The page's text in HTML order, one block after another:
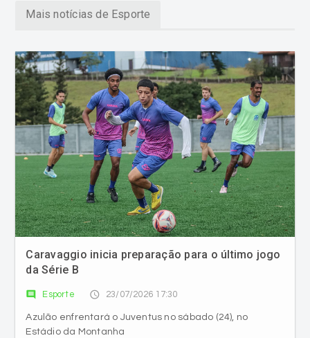
Mais notícias de Esporte
Caravaggio inicia preparação para o último jogo
da Série B
comment Esporte access_time 23/07/2026 17:30
Azulão enfrentará o Juventus no sábado (24), no
Estádio da Montanha